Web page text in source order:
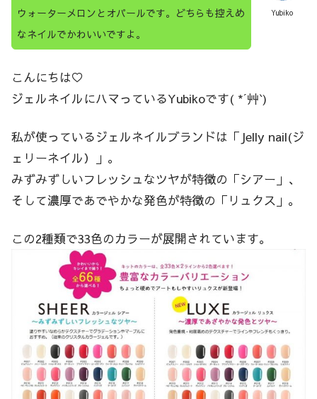
Yubiko
ウォーターメロンとオパールです。どちらも控えめ
なネイルでかわいいですよ。
こんにちは♡
ジェルネイルにハマっているYubikoです( *´艸`)
私が使っているジェルネイルブランドは「Jelly nail(ジ
ェリーネイル）」。
みずみずしいフレッシュなツヤが特徴の「シアー」、
そして濃厚であでやかな発色が特徴の「リュクス」。
この2種類で33色のカラーが展開されています。